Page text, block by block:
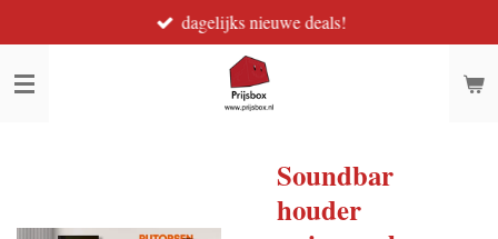
direct
naar
dagelijks nieuwe deals!
Soundbar
houder